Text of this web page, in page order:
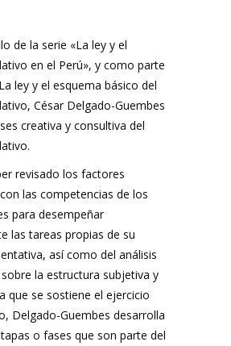
de la serie «La ley y el
en el Perú», y como parte
ley y el esquema básico del
César Delgado-Guembes
creativa y consultiva del
revisado los factores
las competencias de los
para desempeñar
las tareas propias de su
así como del análisis
la estructura subjetiva y
que se sostiene el ejercicio
Delgado-Guembes desarrolla
o fases que son parte del